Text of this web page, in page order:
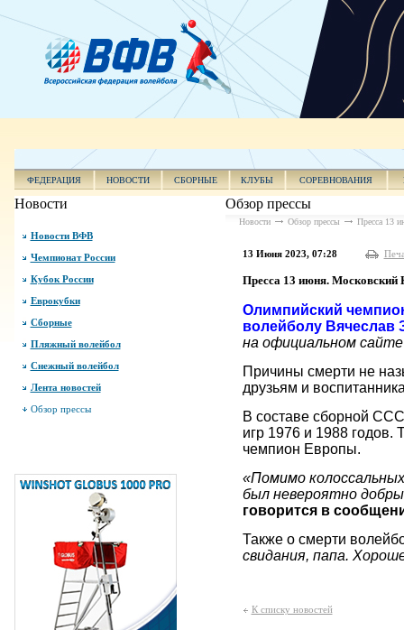
ФЕДЕРАЦИЯ НОВОСТИ СБОРНЫЕ КЛУБЫ СОРЕВНОВАНИЯ
Новости
Новости ВФВ
Чемпионат России
Кубок России
Еврокубки
Сборные
Пляжный волейбол
Снежный волейбол
Лента новостей
Обзор прессы
Обзор прессы
Новости Обзор прессы Пресса 13
13 Июня 2023, 07:28
Пресса 13 июня. Московский
Олимпийский
волейболу Вячеслав
на официальном
Причины смерти не
друзьям и
В составе сборной
игр 1976 и 1988 годов.
чемпион Европы.
«Помимо
был невероятно
говорится в
Также о смерти
свидания, папа.
К списку новостей